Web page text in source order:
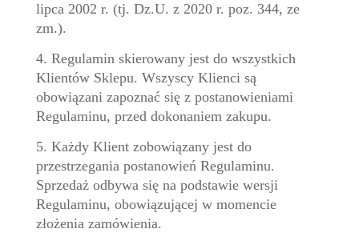
lipca 2002 r. (tj. Dz.U. z 2020 r. poz. 344, ze
zm.).
4. Regulamin skierowany jest do wszystkich
Klientów Sklepu. Wszyscy Klienci są
obowiązani zapoznać się z postanowieniami
Regulaminu, przed dokonaniem zakupu.
5. Każdy Klient zobowiązany jest do
przestrzegania postanowień Regulaminu.
Sprzedaż odbywa się na podstawie wersji
Regulaminu, obowiązującej w momencie
złożenia zamówienia.